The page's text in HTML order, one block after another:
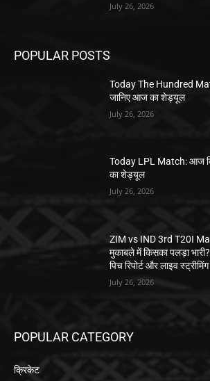
July 26, 2026
POPULAR POSTS
Today The Hundred
जानिए आज का शेड्यूल
July 26, 2026
Today LPL Match: आज
का शेड्यूल
July 26, 2026
ZIM vs IND 3rd T20I
मुकाबले में किसका पलड़ा
पिच रिपोर्ट और लाइव
July 26, 2026
POPULAR CATEGORY
क्रिकेट